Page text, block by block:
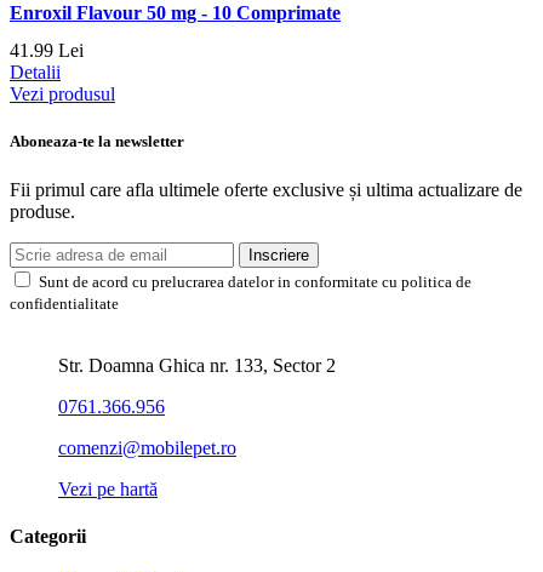
Enroxil Flavour 50 mg - 10 Comprimate
41.99 Lei
Detalii
Vezi produsul
Aboneaza-te la newsletter
Fii primul care afla ultimele oferte exclusive și ultima actualizare de
produse.
Inscriere
Sunt de acord cu prelucrarea datelor in conformitate cu politica de
confidentialitate
Str. Doamna Ghica nr. 133, Sector 2
0761.366.956
comenzi@mobilepet.ro
Vezi pe hartă
Categorii